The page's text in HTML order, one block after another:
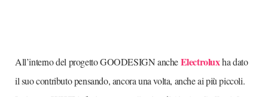
All’interno del progetto GOODESIGN ancheElectroluxha dato
il suo contributo pensando, ancora una volta, anche ai più piccoli.